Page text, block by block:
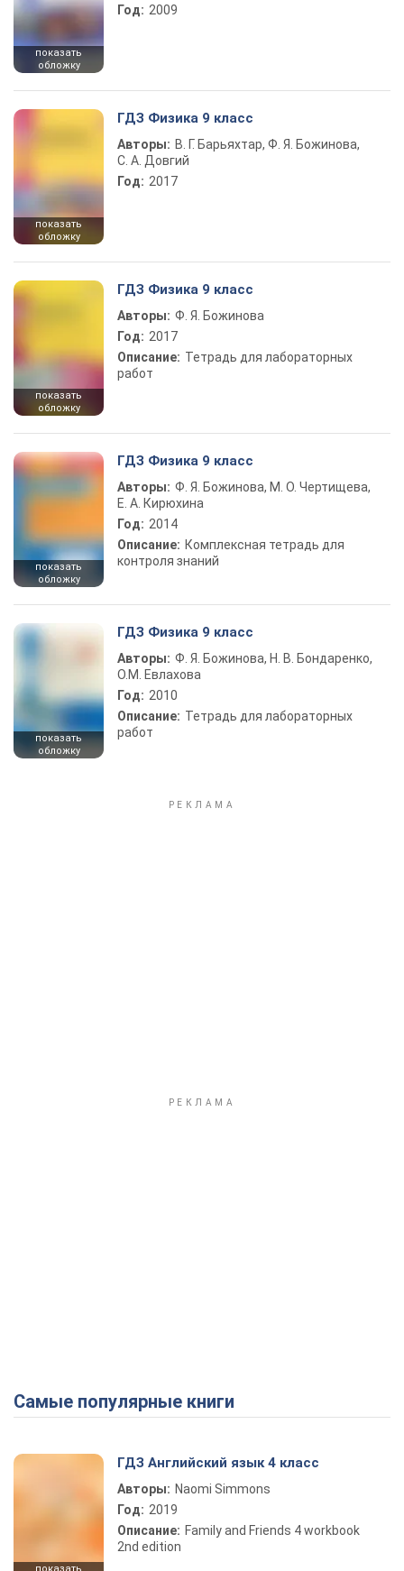
показать
обложку
Год: 2009
показать
обложку
ГДЗ Физика 9 класс
Авторы: В. Г. Барьяхтар, Ф. Я. Божинова,
С. А. Довгий
Год: 2017
показать
обложку
ГДЗ Физика 9 класс
Авторы: Ф. Я. Божинова
Год: 2017
Описание: Тетрадь для лабораторных
работ
показать
обложку
ГДЗ Физика 9 класс
Авторы: Ф. Я. Божинова, М. О. Чертищева,
Е. А. Кирюхина
Год: 2014
Описание: Комплексная тетрадь для
контроля знаний
показать
обложку
ГДЗ Физика 9 класс
Авторы: Ф. Я. Божинова, Н. В. Бондаренко,
О.М. Евлахова
Год: 2010
Описание: Тетрадь для лабораторных
работ
Самые популярные книги
ГДЗ Английский язык 4 класс
Авторы: Naomi Simmons
Год: 2019
Описание: Family and Friends 4 workbook
2nd edition